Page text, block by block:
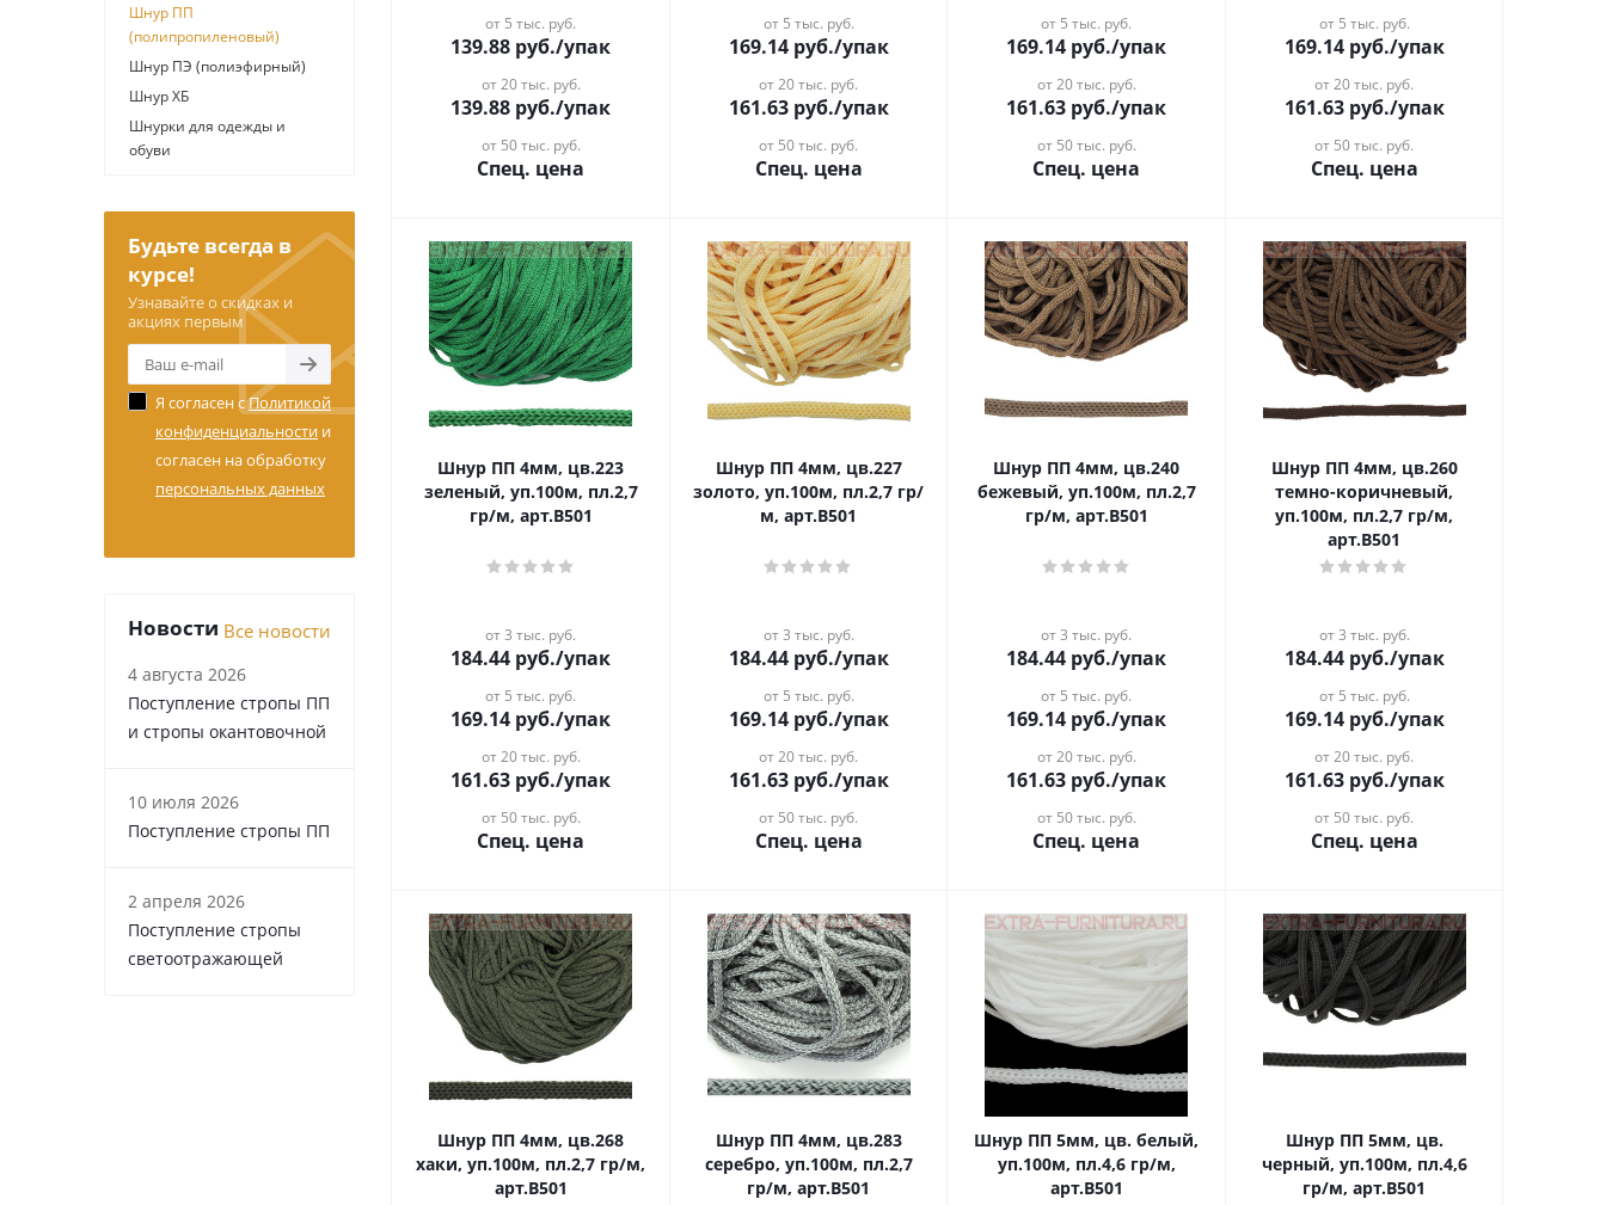
от 5 тыс. руб.
139.88 руб./упак
от 20 тыс. руб.
139.88 руб./упак
от 50 тыс. руб.
Спец. цена
от 5 тыс. руб.
169.14руб./упак
от 20 тыс. руб.
161.63руб./упак
от 50 тыс. руб.
Спец. цена
от 5 тыс. руб.
169.14 руб./упак
от 20 тыс. руб.
161.63 руб./упак
от 50 тыс. руб.
Спец. цена
от 5 тыс. руб.
169.14руб./упак
от 20 тыс. руб.
161.63руб./упак
от 50 тыс. руб.
Спец. цена
Шнур ПП 4мм, цв.223
зеленый, уп.100м, пл.2,7
гр/м, арт.В501
от 3 тыс. руб.
184.44 руб./упак
от 5 тыс. руб.
169.14 руб./упак
от 20 тыс. руб.
161.63 руб./упак
от 50 тыс. руб.
Спец. цена
Шнур ПП 4мм, цв.227
золото, уп.100м, пл.2,7 гр/
м, арт.В501
от 3 тыс. руб.
184.44руб./упак
от 5 тыс. руб.
169.14руб./упак
от 20 тыс. руб.
161.63руб./упак
от 50 тыс. руб.
Спец. цена
Шнур ПП 4мм, цв.240
бежевый, уп.100м, пл.2,7
гр/м, арт.В501
от 3 тыс. руб.
184.44 руб./упак
от 5 тыс. руб.
169.14 руб./упак
от 20 тыс. руб.
161.63 руб./упак
от 50 тыс. руб.
Спец. цена
Шнур ПП 4мм, цв.260
темно-коричневый,
уп.100м, пл.2,7 гр/м,
арт.В501
от 3 тыс. руб.
184.44руб./упак
от 5 тыс. руб.
169.14руб./упак
от 20 тыс. руб.
161.63руб./упак
от 50 тыс. руб.
Спец. цена
Шнур ПП 4мм, цв.268
хаки, уп.100м, пл.2,7 гр/м,
арт.В501
Шнур ПП 4мм, цв.283
серебро, уп.100м, пл.2,7
гр/м, арт.В501
Шнур ПП 5мм, цв. белый,
уп.100м, пл.4,6 гр/м,
арт.В501
Шнур ПП 5мм, цв.
черный, уп.100м, пл.4,6
гр/м, арт.В501
Шнур ПП
(полипропиленовый)
Шнур ПЭ (полиэфирный)
Шнур ХБ
Шнурки для одежды и
обуви
Будьте всегда в
курсе!
Узнавайте о скидках и
акциях первым
Я согласен сПолитикой
конфиденциальности и
согласен на обработку
персональных данных
Новости Все новости
4 августа 2026
Поступление стропы ПП
и стропы окантовочной
10 июля 2026
Поступление стропы ПП
2 апреля 2026
Поступление стропы
светоотражающей